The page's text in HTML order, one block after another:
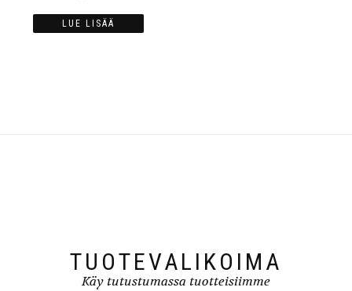
LUE LISÄÄ
TUOTEVALIKOIMA
Käy tutustumassa tuotteisiimme